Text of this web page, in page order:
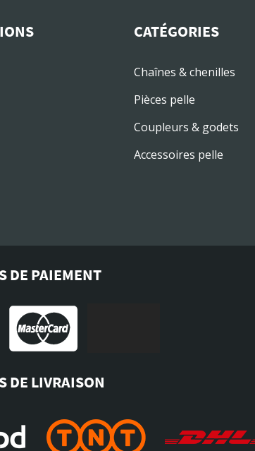
CATÉGORIES
Chaînes & chenilles
Pièces pelle
Coupleurs & godets
Accessoires pelle
DE PAIEMENT
DE LIVRAISON